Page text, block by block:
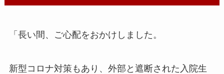
「長い間、ご心配をおかけしました。
新型コロナ対策もあり、外部と遮断された入院生